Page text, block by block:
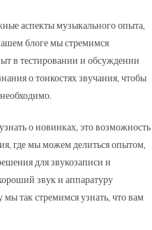
аспекты музыкального опыта,
блоге мы стремимся
в тестировании и обсуждении
о тонкостях звучания, чтобы
о новинках, это возможность
где мы можем делиться опытом,
для звукозаписи и
звук и аппаратуру
так стремимся узнать, что вам